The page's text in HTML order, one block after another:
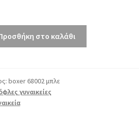
στο καλάθι
boxer 68002 μπλε
γυναικείες